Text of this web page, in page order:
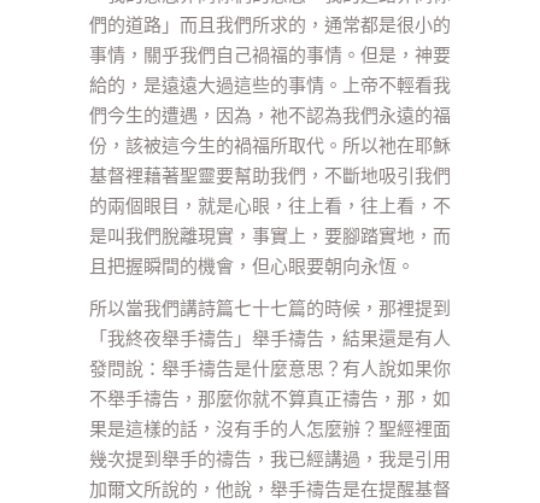
們的道路」而且我們所求的，通常都是很小的
事情，關乎我們自己禍福的事情。但是，神要
給的，是遠遠大過這些的事情。上帝不輕看我
們今生的遭遇，因為，祂不認為我們永遠的福
份，該被這今生的禍福所取代。所以祂在耶穌
基督裡藉著聖靈要幫助我們，不斷地吸引我們
的兩個眼目，就是心眼，往上看，往上看，不
是叫我們脫離現實，事實上，要腳踏實地，而
且把握瞬間的機會，但心眼要朝向永恆。
所以當我們講詩篇七十七篇的時候，那裡提到
「我終夜舉手禱告」舉手禱告，結果還是有人
發問說：舉手禱告是什麼意思？有人說如果你
不舉手禱告，那麼你就不算真正禱告，那，如
果是這樣的話，沒有手的人怎麼辦？聖經裡面
幾次提到舉手的禱告，我已經講過，我是引用
加爾文所說的，他說，舉手禱告是在提醒基督